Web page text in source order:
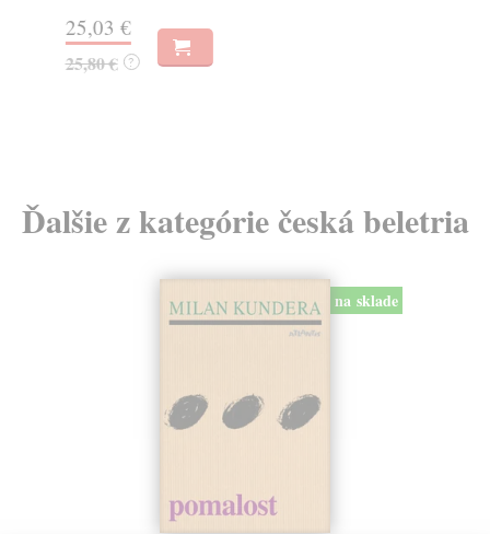
25,03 €
25,80 € ?
Ďalšie z kategórie česká beletria
na sklade